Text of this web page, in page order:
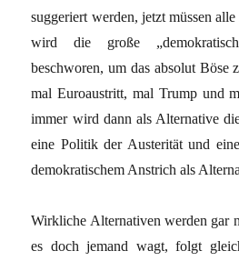
suggeriert werden, jetzt müssen
wird die große
beschworen, um das absolut Böse
mal Euroaustritt, mal Trump und
immer wird dann als Alternative
eine Politik der Austerität und
demokratischem Anstrich als
Wirkliche Alternativen werden gar
es doch jemand wagt, folgt